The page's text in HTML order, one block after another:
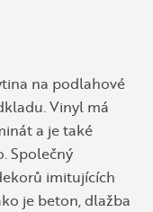
na podlahové
Vinyl má
a je také
Společný
imitujících
je beton, dlažba